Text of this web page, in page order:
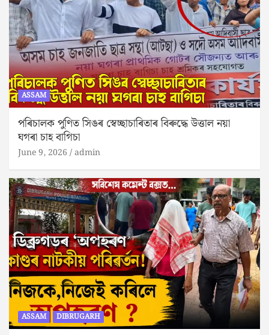
ASSAM
পৰিচালক পুণিত সিঙৰ স্বেচ্ছাচাৰিতাৰ বিৰুদ্ধে উত্তাল নয়া
ঘগৰা চাহ বাগিচা
June 9, 2026 admin
ASSAM DIBRUGARH